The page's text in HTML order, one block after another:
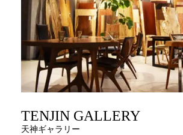
TENJIN GALLERY
天神ギャラリー